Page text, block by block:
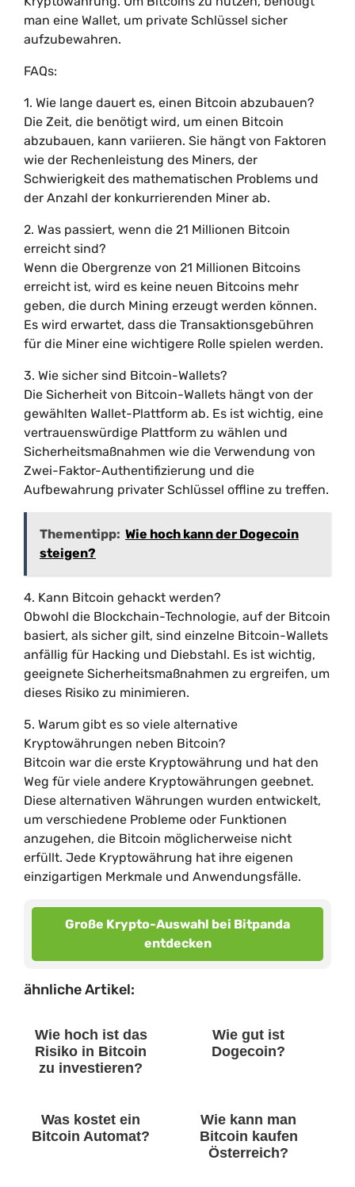
man eine Wallet, um private Schlüssel sicher
aufzubewahren.
FAQs:
1. Wie lange dauert es, einen Bitcoin abzubauen?
Die Zeit, die benötigt wird, um einen Bitcoin
abzubauen, kann variieren. Sie hängt von Faktoren
wie der Rechenleistung des Miners, der
Schwierigkeit des mathematischen Problems und
der Anzahl der konkurrierenden Miner ab.
2. Was passiert, wenn die 21 Millionen Bitcoin
erreicht sind?
Wenn die Obergrenze von 21 Millionen Bitcoins
erreicht ist, wird es keine neuen Bitcoins mehr
geben, die durch Mining erzeugt werden können.
Es wird erwartet, dass die Transaktionsgebühren
für die Miner eine wichtigere Rolle spielen werden.
3. Wie sicher sind Bitcoin-Wallets?
Die Sicherheit von Bitcoin-Wallets hängt von der
gewählten Wallet-Plattform ab. Es ist wichtig, eine
vertrauenswürdige Plattform zu wählen und
Sicherheitsmaßnahmen wie die Verwendung von
Zwei-Faktor-Authentifizierung und die
Aufbewahrung privater Schlüssel offline zu treffen.
Thementipp: Wie hoch kann der Dogecoin
steigen?
4. Kann Bitcoin gehackt werden?
Obwohl die Blockchain-Technologie, auf der Bitcoin
basiert, als sicher gilt, sind einzelne Bitcoin-Wallets
anfällig für Hacking und Diebstahl. Es ist wichtig,
geeignete Sicherheitsmaßnahmen zu ergreifen, um
dieses Risiko zu minimieren.
5. Warum gibt es so viele alternative
Kryptowährungen neben Bitcoin?
Bitcoin war die erste Kryptowährung und hat den
Weg für viele andere Kryptowährungen geebnet.
Diese alternativen Währungen wurden entwickelt,
um verschiedene Probleme oder Funktionen
anzugehen, die Bitcoin möglicherweise nicht
erfüllt. Jede Kryptowährung hat ihre eigenen
einzigartigen Merkmale und Anwendungsfälle.
Große Krypto-Auswahl bei Bitpanda
entdecken
ähnliche Artikel:
Wie hoch ist das
Risiko in Bitcoin
zu investieren?
Wie gut ist
Dogecoin?
Was kostet ein
Bitcoin Automat?
Wie kann man
Bitcoin kaufen
Österreich?